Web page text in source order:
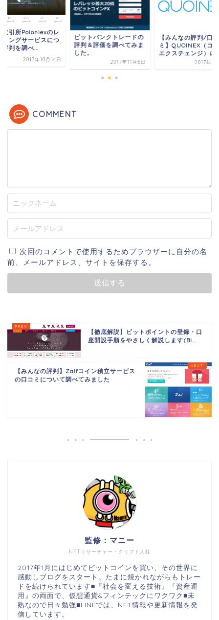
取引所Poloniexのレ
ィングサービスにつ
評判を調べ...
2017年10月14日
ビットバンクトレードの
評判＆評価を調べてみま
した。
2017年11月6日
【みんなの評判/口コ
ミ】QUOINEX（コ
エクスチェンジ）に
2017年9
COMMENT
次回のコメントで使用するためブラウザーに自分の名
前、メールアドレス、サイトを保存する。
【徹底解説】ビットポイントの登録・口
座開設手順をやさしく解説します(BI...
【みんなの評判】Zaifコイン積立サービス
の口コミについて調べてみました
NFTリサーチャー・クリプト人柱
監修：マニー
2017年1月にはじめてビットコインを買い、その世界に
感動しブログをスタート。たまに焼かれながらもトレー
ドを続けられています■『社会を変える技術』『資産運
用』の両面で、仮想通貨&フィンテックにワクワク■未
熟なので日々勉強■LINEでは、NFT情報や更新情報を発
信しています。